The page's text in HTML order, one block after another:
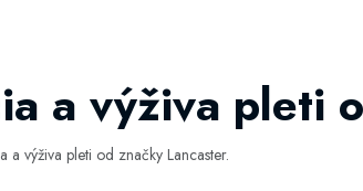
a výživa pleti
a výživa pleti od značky Lancaster.